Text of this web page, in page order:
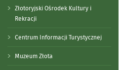
Złotoryjski Ośrodek Kultury i
Rekracji
Centrum Informacji Turystycznej
Muzeum Złota